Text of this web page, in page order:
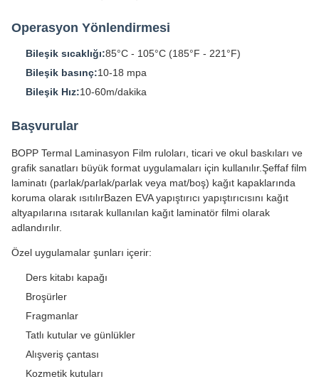
Operasyon Yönlendirmesi
Bileşik sıcaklığı:85°C - 105°C (185°F - 221°F)
Bileşik basınç:10-18 mpa
Bileşik Hız:10-60m/dakika
Başvurular
BOPP Termal Laminasyon Film ruloları, ticari ve okul baskıları ve
grafik sanatları büyük format uygulamaları için kullanılır.Şeffaf film
laminatı (parlak/parlak/parlak veya mat/boş) kağıt kapaklarında
koruma olarak ısıtılırBazen EVA yapıştırıcı yapıştırıcısını kağıt
altyapılarına ısıtarak kullanılan kağıt laminatör filmi olarak
adlandırılır.
Özel uygulamalar şunları içerir:
Ders kitabı kapağı
Broşürler
Fragmanlar
Tatlı kutular ve günlükler
Alışveriş çantası
Kozmetik kutuları